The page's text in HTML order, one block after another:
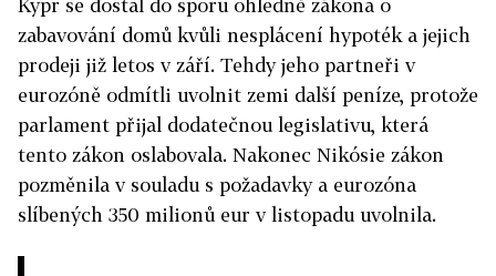
Kypr se dostal do sporu ohledně zákona o
zabavování domů kvůli nesplácení hypoték a jejich
prodeji již letos v září. Tehdy jeho partneři v
eurozóně odmítli uvolnit zemi další peníze, protože
parlament přijal dodatečnou legislativu, která
tento zákon oslabovala. Nakonec Nikósie zákon
pozměnila v souladu s požadavky a eurozóna
slíbených 350 milionů eur v listopadu uvolnila.